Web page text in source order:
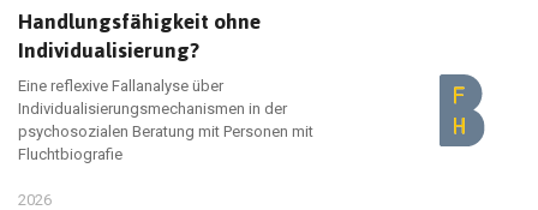
Handlungsfähigkeit ohne
Individualisierung?
Eine reflexive Fallanalyse über
Individualisierungsmechanismen in der
psychosozialen Beratung mit Personen mit
Fluchtbiografie
2026